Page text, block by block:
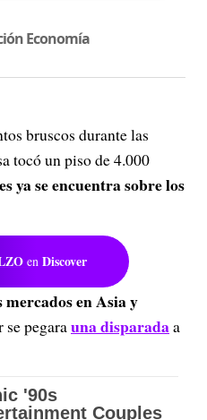
Economía
bruscos durante las
tocó un piso de 4.000
ya se encuentra sobre los
en Discover
en Asia y
pegarauna disparadaa